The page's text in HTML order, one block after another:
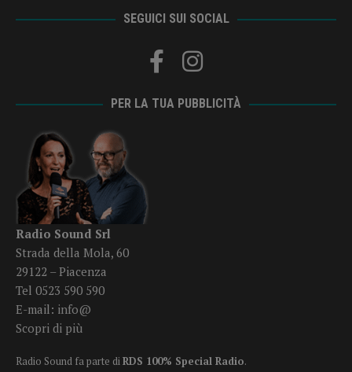
SEGUICI SUI SOCIAL
PER LA TUA PUBBLICITÀ
Radio Sound Srl
Strada della Mola, 60
29122 – Piacenza
Tel 0523 590 590
E-mail: info@
Scopri di più
Radio Sound fa parte diRDS 100% Special Radio.